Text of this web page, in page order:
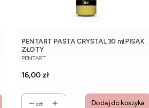
PENTART PASTA CRYSTAL 30 ml PISAK
ZŁOTY
PRODUCENT
PENTART
Cena
16,00 zł
szt. Dodaj do koszyka